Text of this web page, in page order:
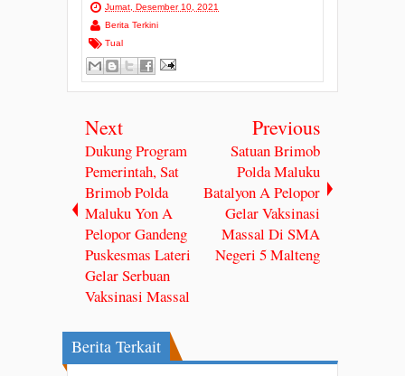
Jumat, Desember 10, 2021
Berita Terkini
Tual
Next
Dukung Program
Pemerintah, Sat
Brimob Polda
Maluku Yon A
Pelopor Gandeng
Puskesmas Lateri
Gelar Serbuan
Vaksinasi Massal
Previous
Satuan Brimob
Polda Maluku
Batalyon A Pelopor
Gelar Vaksinasi
Massal Di SMA
Negeri 5 Malteng
Berita Terkait